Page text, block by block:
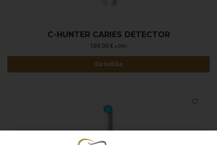
C-HUNTER CARIES DETECTOR
169,00 € s DPH
Do košíka